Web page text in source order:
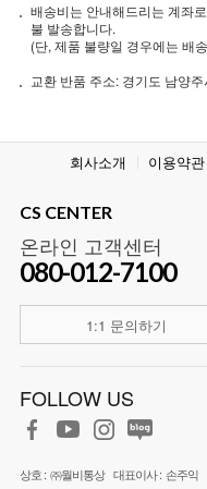
배송비는 안내해드리는 계좌
불 발송합니다.
(단, 제품 불량일 경우에는 배
교환 반품 주소: 경기도 남양
회사소개 이용약관
CS CENTER
온라인 고객센터
080-012-7100
1:1 문의하기
FOLLOW US
상호 : ㈜월비통상 대표이사 : 손주익